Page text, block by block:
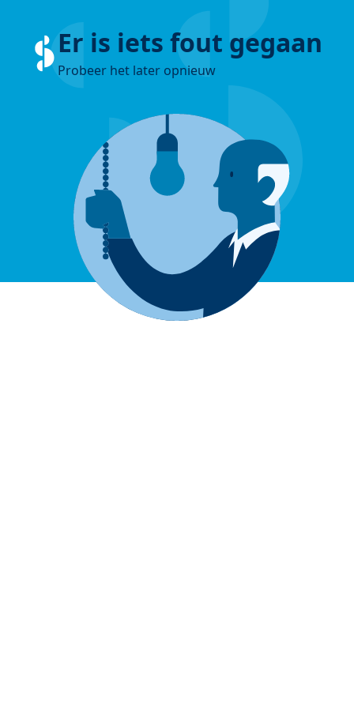
Er is iets fout gegaan
Probeer het later opnieuw